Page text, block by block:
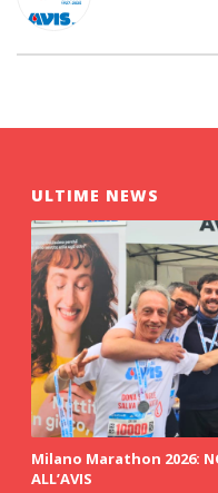
ULTIME NEWS
Milano Marathon 2026:
ALL’AVIS